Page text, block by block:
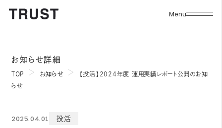
Menu
お知らせ詳細
TOP お知らせ
【投活】2024年度 運用実績レポート公開のお知
らせ
2025.04.01 投活